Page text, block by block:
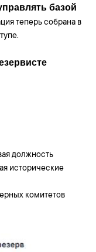
базой
теперь собрана в
должность
исторические
комитетов